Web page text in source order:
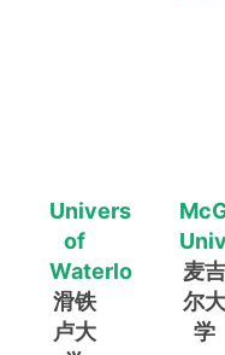
University
of
Waterloo
滑铁
卢大
麦吉
尔大
学